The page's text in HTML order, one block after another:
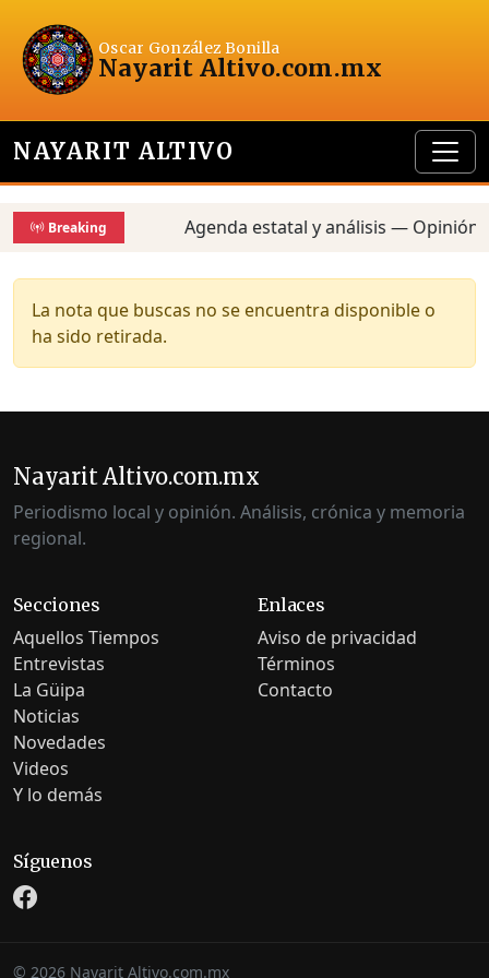
Oscar González Bonilla
Nayarit Altivo.com.mx
NAYARIT ALTIVO
Breaking Agenda estatal y análisis —
La nota que buscas no se encuentra disponible o
ha sido retirada.
Nayarit Altivo.com.mx
Periodismo local y opinión. Análisis, crónica y memoria
regional.
Secciones
Aquellos Tiempos
Entrevistas
La Güipa
Noticias
Novedades
Videos
Y lo demás
Enlaces
Aviso de privacidad
Términos
Contacto
Síguenos
© 2026 Nayarit Altivo.com.mx